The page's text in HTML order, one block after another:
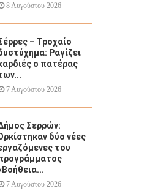
8 Αυγούστου 2026
– Τροχαίο
Ραγίζει
ο πατέρας
7 Αυγούστου 2026
Σερρών:
δύο νέες
του
7 Αυγούστου 2026